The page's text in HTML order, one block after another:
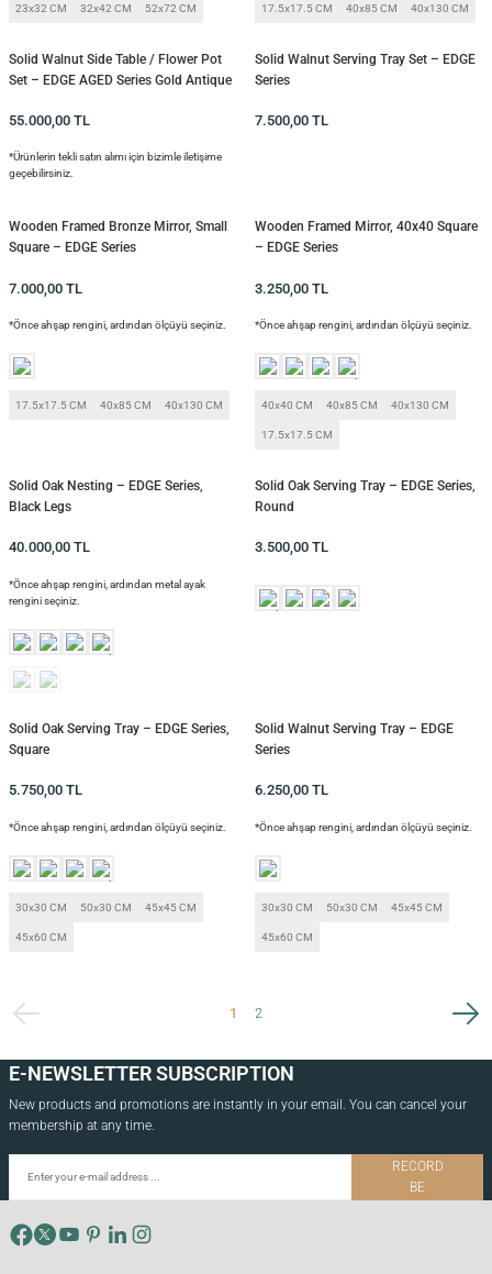
23x32 CM 32x42 CM 52x72 CM 17.5x17.5 CM 40x85 CM 40x130 CM
Solid Walnut Side Table / Flower Pot
Set – EDGE AGED Series Gold Antique
55.000,00 TL
*Ürünlerin tekli satın alımı için bizimle iletişime
geçebilirsiniz.
Solid Walnut Serving Tray Set – EDGE
Series
7.500,00 TL
Wooden Framed Bronze Mirror, Small
Square – EDGE Series
7.000,00 TL
*Önce ahşap rengini, ardından ölçüyü seçiniz.
17.5x17.5 CM 40x85 CM 40x130 CM
Wooden Framed Mirror, 40x40 Square
– EDGE Series
3.250,00 TL
*Önce ahşap rengini, ardından ölçüyü seçiniz.
40x40 CM 40x85 CM 40x130 CM
17.5x17.5 CM
Solid Oak Nesting – EDGE Series,
Black Legs
40.000,00 TL
*Önce ahşap rengini, ardından metal ayak
rengini seçiniz.
Solid Oak Serving Tray – EDGE Series,
Round
3.500,00 TL
Solid Oak Serving Tray – EDGE Series,
Square
5.750,00 TL
*Önce ahşap rengini, ardından ölçüyü seçiniz.
30x30 CM 50x30 CM 45x45 CM
45x60 CM
Solid Walnut Serving Tray – EDGE
Series
6.250,00 TL
*Önce ahşap rengini, ardından ölçüyü seçiniz.
30x30 CM 50x30 CM 45x45 CM
45x60 CM
1 2
E-NEWSLETTER SUBSCRIPTION
New products and promotions are instantly in your email. You can cancel your
membership at any time.
RECORD
BE